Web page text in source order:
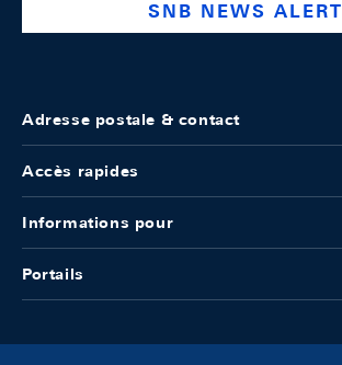
SNB NEWS ALERT
Adresse postale & contact
Accès rapides
Informations pour
Portails